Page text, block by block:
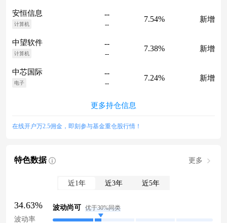
安恒信息
计算机
--
--
7.54% 新增
中望软件
计算机
--
--
7.38% 新增
中芯国际
电子
--
--
7.24% 新增
更多持仓信息
在线开户万2.5佣金，即刻参与基金重仓股行情！
特色数据 更多
近1年 近3年 近5年
34.63%
波动率
波动尚可 优于30%同类